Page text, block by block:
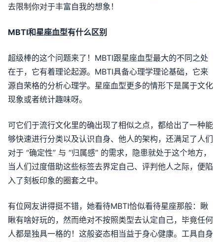
去限制你对于丰富自我的想象！
MBTI和星座血型有什么区别
超级棒的这个问题来了！MBTI跟星座血型最大的不同之处
在于，它有着理论起源。MBTI具备心理学理论基础，它来
源自荣格的分析心理学。星座血型更多的情形下是属于文化
现象或者统计趣味呀。
可它们于流行文化里的确出现了相似之点，都给出了一种能
够快速进行分类以及认识自身、他人的架构，还满足了人们
对于 “确定性” 与 “归属感” 的需求，隐患就处于这个地方，
当人们过度借助这些标签去界定自己、评判他人之际，便陷
入了刻板印象的圈套之中。
有位网友讲得挺不错，她看待MBTI恰似看待星座那般：瞅
瞅有啥好玩的，然而绝对不按照类型去认定自己，毕竟任何
人都是独具一格的！这般姿态相当益于身心健康。工具自身